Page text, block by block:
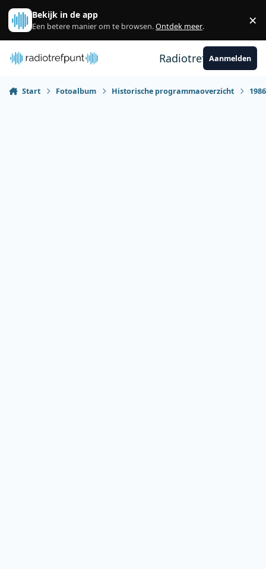
Spring naar bijdragen
Bekijk in de app
Een betere manier om te browsen.Ontdek meer. ×
RadiotrefpuntAanmelden
Start Fotoalbum Historische programmaoverzicht 1986